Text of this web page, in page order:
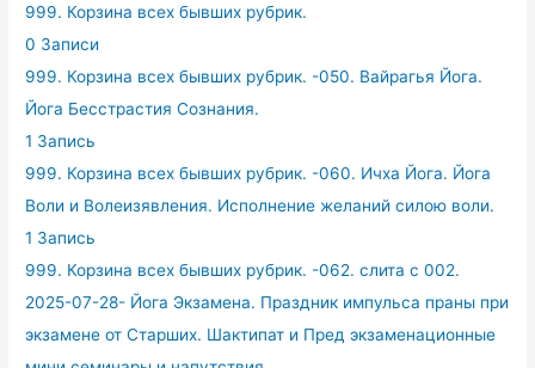
999. Корзина всех бывших рубрик.
0 Записи
999. Корзина всех бывших рубрик. -050. Вайрагья Йога.
Йога Бесстрастия Сознания.
1 Запись
999. Корзина всех бывших рубрик. -060. Ичха Йога. Йога
Воли и Волеизявления. Исполнение желаний силою воли.
1 Запись
999. Корзина всех бывших рубрик. -062. слита с 002.
2025-07-28- Йога Экзамена. Праздник импульса праны при
экзамене от Старших. Шактипат и Пред экзаменационные